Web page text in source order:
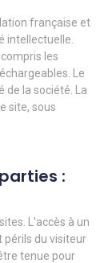
française et
intellectuelle.
les
Le
de la société. La
site, sous
:
L'accès à un
périls du visiteur
tenue pour